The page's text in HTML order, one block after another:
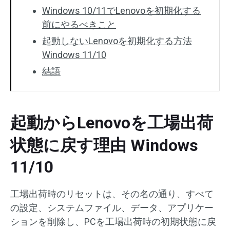
Windows 10/11でLenovoを初期化する
前にやるべきこと
起動しないLenovoを初期化する方法
Windows 11/10
結語
起動からLenovoを工場出荷
状態に戻す理由 Windows
11/10
工場出荷時のリセットは、その名の通り、すべて
の設定、システムファイル、データ、アプリケー
ションを削除し、PCを工場出荷時の初期状態に戻